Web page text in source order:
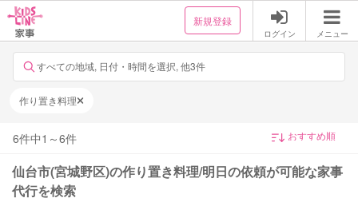
新規登録
ログイン メニュー
すべての地域, 日付・時間を選択, 他3件
作り置き料理
6件中1 ～6件
仙台市(宮城野区)の作り置き料理/明日の依頼が可能な家事
代行を検索